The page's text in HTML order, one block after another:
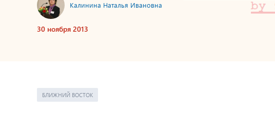
Калинина Наталья Ивановна
30 ноября 2013
БЛИЖНИЙ ВОСТОК